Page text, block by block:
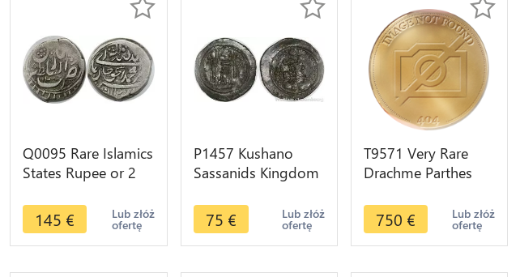
Q0095 Rare Islamics
States Rupee or 2
1701 Silver -> Make
offer
145 € Lub złóż
ofertę
P1457 Kushano
Sassanids Kingdom
388 399 Silver -
>Make offer
75 € Lub złóż
ofertę
T9571 Very Rare
Drachme Parthes
70/69-58/7 BC
Mithridatkart
750 € Lub złóż
ofertę